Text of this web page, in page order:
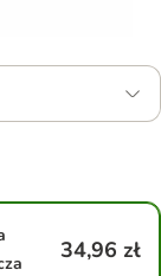
34,96 zł